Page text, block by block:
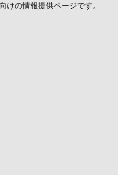
けの情報提供ページです。